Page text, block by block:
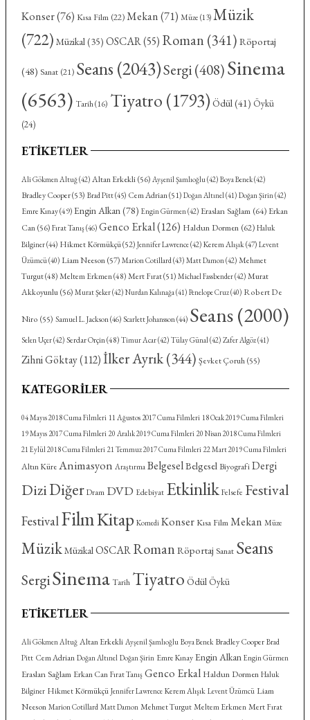
Konser(76) Kısa Film(22) Mekan(71) Müze (13) Müzik
(722) Müzikal(35) OSCAR(55) Roman(341) Röportaj
(48) Sanat(21) Seans (2043)Sergi(408)Sinema
(6563) Tarih(16) Tiyatro (1793) Ödül(41) Öykü
(24)
ETIKETLER
Ali Gökmen Altuğ(42) Altan Erkekli(56) Ayşenil Şamlıoğlu(42) Boya Benek(42)
Bradley Cooper(53) Brad Pitt(45) Cem Adrian(51) Doğan Altınel(41) Doğan Şirin(42)
Emre Kınay(49) Engin Alkan(78) Engin Gürmen(42) Eraslan Sağlam(64) Erkan
Can(56) Fırat Tanış(46) Genco Erkal(126) Haldun Dormen(62) Haluk
Bilginer(44) Hikmet Körmükçü(52) Jennifer Lawrence(42) Kerem Alışık (47) Levent
Üzümcü(40) Liam Neeson(57) Marion Cotillard(43) Matt Damon(42) Mehmet
Turgut(48) Meltem Erkmen (48) Mert Fırat(51) Michael Fassbender(42) Murat
Akkoyunlu(56) Murat Şeker(42) Nurdan Kalınağa(41) Penelope Cruz(40) Robert De
Niro (55) Samuel L. Jackson(46) Scarlett Johansson(44) Seans(2000)
Selen Uçer(42) Serdar Orçin (48) Timur Acar(42) Tülay Günal(42) Zafer Algöz(41)
Zihni Göktay(112)İlker Ayrık(344) Şevket Çoruh(55)
KATEGORILER
04 Mayıs 2018 Cuma Filmleri 11 Ağustos 2017 Cuma Filmleri 18 Ocak 2019 Cuma Filmleri
19 Mayıs 2017 Cuma Filmleri 20 Aralık 2019 Cuma Filmleri 20 Nisan 2018 Cuma Filmleri
21 Eylül 2018 Cuma Filmleri 21 Temmuz 2017 Cuma Filmleri 22 Mart 2019 Cuma Filmleri
Altın Küre Animasyon Araştırma BelgeselBelgesel Biyografi Dergi
DiziDiğer Dram DVD Edebiyat Etkinlik Felsefe Festival
FestivalFilmKitap Komedi Konser Kısa Film Mekan Müze
MüzikMüzikalOSCAR RomanRöportaj Sanat Seans
SergiSinema Tarih Tiyatro Ödül Öykü
ETIKETLER
Ali Gökmen Altuğ Altan Erkekli Ayşenil Şamlıoğlu Boya Benek Bradley Cooper Brad
Pitt Cem Adrian Doğan Altınel Doğan Şirin Emre Kınay Engin Alkan Engin Gürmen
Eraslan Sağlam Erkan Can Fırat Tanış Genco Erkal Haldun Dormen Haluk
Bilginer Hikmet Körmükçü Jennifer Lawrence Kerem Alışık Levent Üzümcü Liam
Neeson Marion Cotillard Matt Damon Mehmet Turgut Meltem Erkmen Mert Fırat